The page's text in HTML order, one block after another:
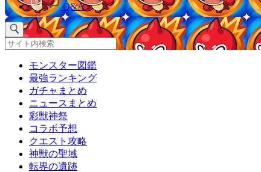
Q&A
モンスター図鑑
最強ランキング
ガチャまとめ
ニュースまとめ
彩獣神祭
コラボ予想
クエスト攻略
神獣の聖域
転界の遺跡